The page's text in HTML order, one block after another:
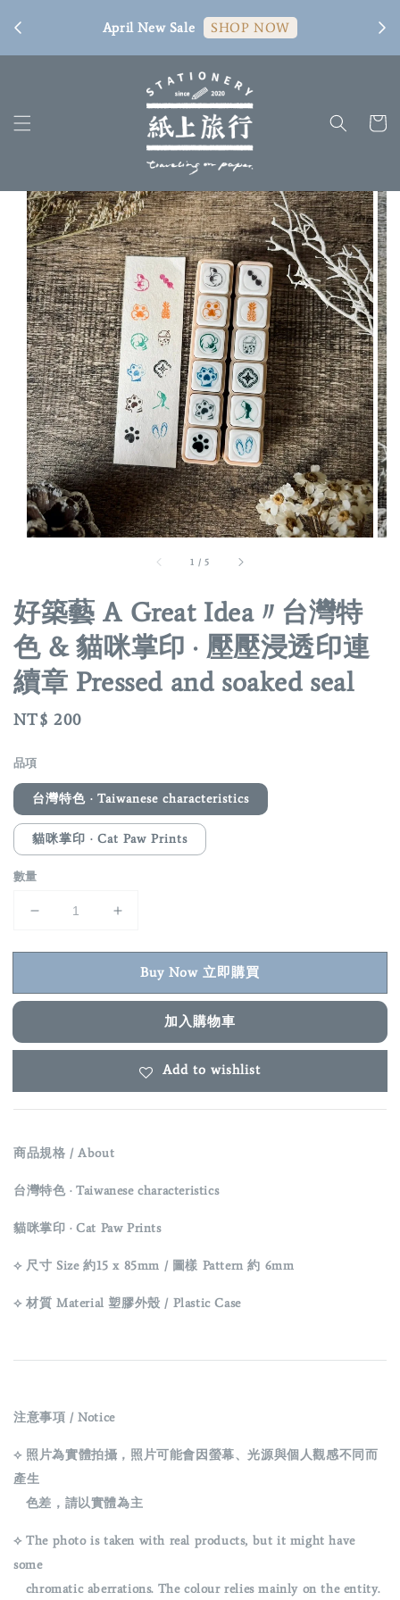
April New Sale SHOP NOW
1 /5
好築藝 A Great Idea〃台灣特
色 & 貓咪掌印 · 壓壓浸透印連
續章 Pressed and soaked seal
Regular
NT$ 200
品項
台灣特色 · Taiwanese characteristics
貓咪掌印 · Cat Paw Prints
數量
Buy Now 立即購買
加入購物車
Add to wishlist
商品規格 / About
台灣特色 · Taiwanese characteristics
貓咪掌印 · Cat Paw Prints
⟡ 尺寸 Size 約15 x 85mm / 圖樣 Pattern 約 6mm
⟡ 材質 Material 塑膠外殼 / Plastic Case
注意事項 / Notice
⟡ 照片為實體拍攝，照片可能會因螢幕、光源與個人觀感不同而
產生
色差，請以實體為主
⟡ The photo is taken with real products, but it might have
some
chromatic aberrations. The colour relies mainly on the entity.